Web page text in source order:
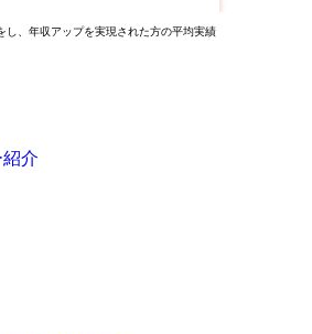
し、年収アップを実現された方の平均実績
介